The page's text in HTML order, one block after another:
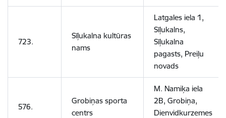
723.
Sīļukalna kultūras
nams
Latgales iela 1,
Sīļukalns,
Sīļukalna
pagasts, Preiļu
novads
576.
Grobiņas sporta
centrs
M. Namiķa iela
2B, Grobiņa,
Dienvidkurzemes